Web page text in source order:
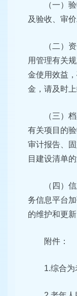
（一）
及验收、审价
（二）
用管理有关
金使用效益
金，请及时上
（三）
有关项目的
审计报告、
目建设清单
（四）
务信息平台
的维护和更新
附件：
1.综合